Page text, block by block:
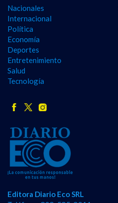
Nacionales
Internacional
Política
Economía
Deportes
Entretenimiento
Salud
Tecnología
Editora Diario Eco SRL